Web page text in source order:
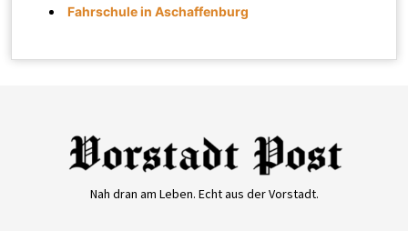
Fahrschule in Aschaffenburg
Nah dran am Leben. Echt aus der Vorstadt.